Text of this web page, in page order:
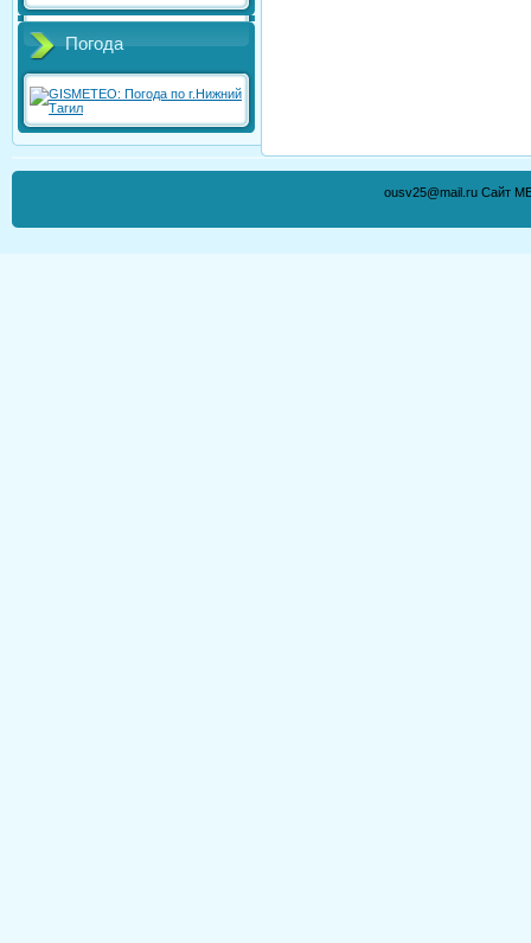
Погода
ousv25@mail.ru Сайт